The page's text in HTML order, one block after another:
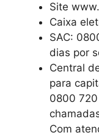
Site
Caixa
SAC:
dias por
Central
para
0800
Com